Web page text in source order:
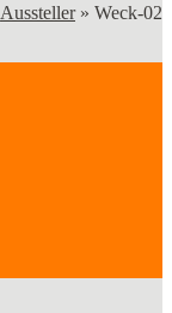
Aussteller » Weck-02